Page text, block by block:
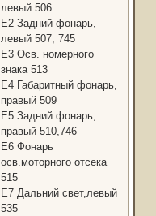
левый 506
Е2 Задний фонарь,
левый 507, 745
Е3 Осв. номерного
знака 513
Е4 Габаритный фонарь,
правый 509
Е5 Задний фонарь,
правый 510,746
Е6 Фонарь
осв.моторного отсека
515
Е7 Дальний свет,левый
535